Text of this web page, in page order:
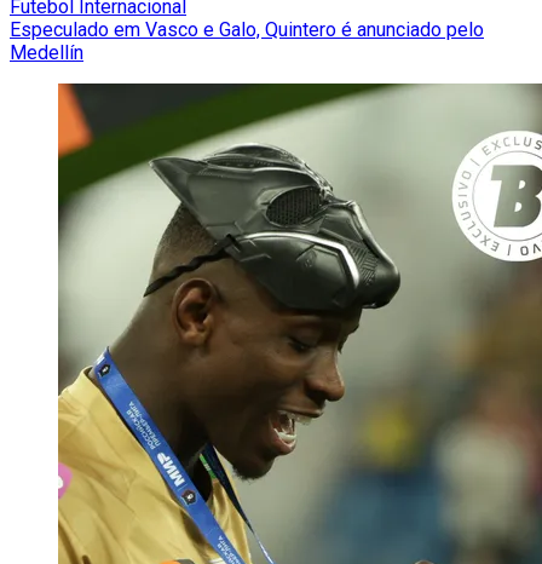
Futebol Internacional
Especulado em Vasco e Galo, Quintero é anunciado pelo
Medellín